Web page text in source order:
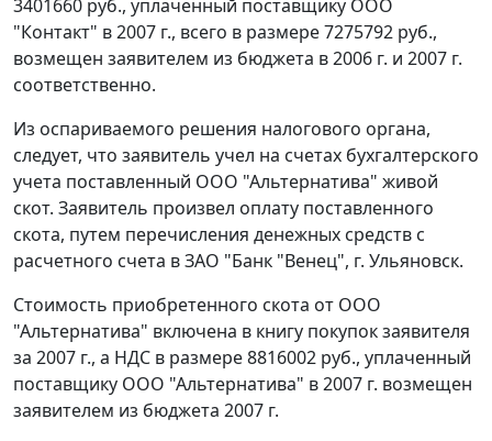
3401660 руб., уплаченный поставщику ООО
"Контакт" в 2007 г., всего в размере 7275792 руб.,
возмещен заявителем из бюджета в 2006 г. и 2007 г.
соответственно.
Из оспариваемого решения налогового органа,
следует, что заявитель учел на счетах бухгалтерского
учета поставленный ООО "Альтернатива" живой
скот. Заявитель произвел оплату поставленного
скота, путем перечисления денежных средств с
расчетного счета в ЗАО "Банк "Венец", г. Ульяновск.
Стоимость приобретенного скота от ООО
"Альтернатива" включена в книгу покупок заявителя
за 2007 г., а НДС в размере 8816002 руб., уплаченный
поставщику ООО "Альтернатива" в 2007 г. возмещен
заявителем из бюджета 2007 г.